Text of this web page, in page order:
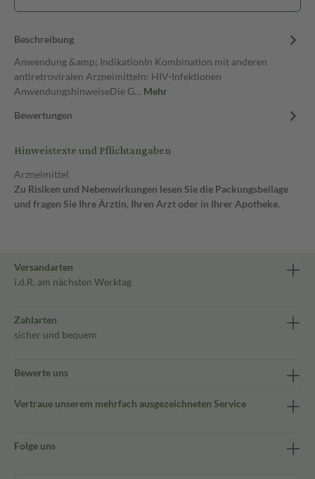
Beschreibung
Anwendung &amp; IndikationIn Kombination mit anderen
antiretroviralen Arzneimitteln: HIV-Infektionen
AnwendungshinweiseDie G… Mehr
Bewertungen
Hinweistexte und Pflichtangaben
Arzneimittel
Zu Risiken und Nebenwirkungen lesen Sie die Packungsbeilage
und fragen Sie Ihre Ärztin, Ihren Arzt oder in Ihrer Apotheke.
Versandarten
i.d.R. am nächsten Werktag
Zahlarten
sicher und bequem
Bewerte uns
Vertraue unserem mehrfach ausgezeichneten Service
Folge uns